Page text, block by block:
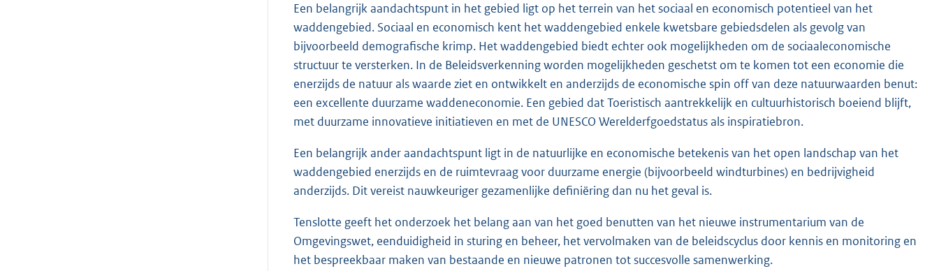
Een belangrijk aandachtspunt in het gebied ligt op het terrein van het sociaal en economisch potentieel van het
waddengebied. Sociaal en economisch kent het waddengebied enkele kwetsbare gebiedsdelen als gevolg van
bijvoorbeeld demografische krimp. Het waddengebied biedt echter ook mogelijkheden om de sociaaleconomische
structuur te versterken. In de Beleidsverkenning worden mogelijkheden geschetst om te komen tot een economie die
enerzijds de natuur als waarde ziet en ontwikkelt en anderzijds de economische spin off van deze natuurwaarden benut:
een excellente duurzame waddeneconomie. Een gebied dat Toeristisch aantrekkelijk en cultuurhistorisch boeiend blijft,
met duurzame innovatieve initiatieven en met de UNESCO Werelderfgoedstatus als inspiratiebron.
Een belangrijk ander aandachtspunt ligt in de natuurlijke en economische betekenis van het open landschap van het
waddengebied enerzijds en de ruimtevraag voor duurzame energie (bijvoorbeeld windturbines) en bedrijvigheid
anderzijds. Dit vereist nauwkeuriger gezamenlijke definiëring dan nu het geval is.
Tenslotte geeft het onderzoek het belang aan van het goed benutten van het nieuwe instrumentarium van de
Omgevingswet, eenduidigheid in sturing en beheer, het vervolmaken van de beleidscyclus door kennis en monitoring en
het bespreekbaar maken van bestaande en nieuwe patronen tot succesvolle samenwerking.